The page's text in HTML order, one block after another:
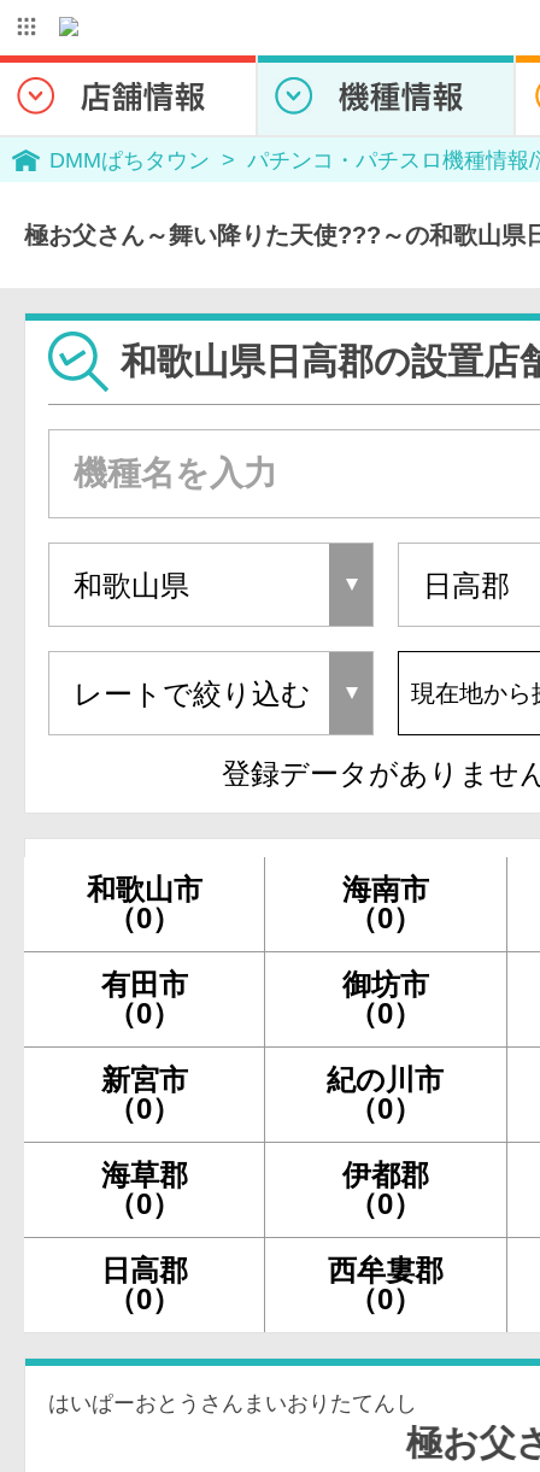
DMMぱちタウン パチンコ・パチスロ機種情報
極お父さん～舞い降りた天使???～の和歌山県
和歌山県日高郡の設置店
現在地から
登録データがありませ
和歌山市
（0）
海南市
（0）
有田市
（0）
御坊市
（0）
新宮市
（0）
紀の川市
（0）
海草郡
（0）
伊都郡
（0）
日高郡
（0）
西牟婁郡
（0）
はいぱーおとうさんまいおりたてんし
極お父さん